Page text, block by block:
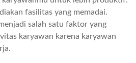
fasilitas yang memadai.
salah satu faktor yang
karyawan karena karyawan